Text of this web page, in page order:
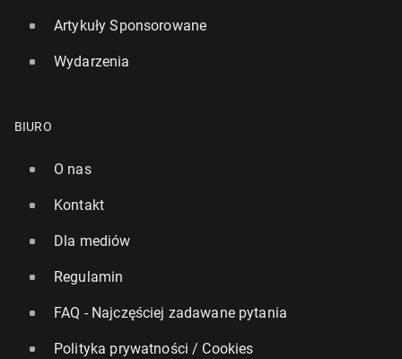
Artykuły Sponsorowane
Wydarzenia
BIURO
O nas
Kontakt
Dla mediów
Regulamin
FAQ - Najczęściej zadawane pytania
Polityka prywatności / Cookies